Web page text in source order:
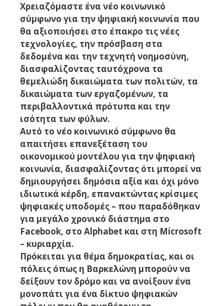
Χρειαζόμαστε ένα νέο κοινωνικό
σύμφωνο για την ψηφιακή κοινωνία που
θα αξιοποιήσει στο έπακρο τις νέες
τεχνολογίες, την πρόσβαση στα
δεδομένα και την τεχνητή νοημοσύνη,
διασφαλίζοντας ταυτόχρονα τα
θεμελιώδη δικαιώματα των πολιτών, τα
δικαιώματα των εργαζομένων, τα
περιβαλλοντικά πρότυπα και την
ισότητα των φύλων.
Αυτό το νέο κοινωνικό σύμφωνο θα
απαιτήσει επανεξέταση του
οικονομικού μοντέλου για την ψηφιακή
κοινωνία, διασφαλίζοντας ότι μπορεί να
δημιουργήσει δημόσια αξία και όχι μόνο
ιδιωτικά κέρδη, επανακτώντας κρίσιμες
ψηφιακές υποδομές – που παραδόθηκαν
για μεγάλο χρονικό διάστημα στο
Facebook, στο Alphabet και στη Microsoft
– κυριαρχία.
Πρόκειται για θέμα δημοκρατίας, και οι
πόλεις όπως η Βαρκελώνη μπορούν να
δείξουν τον δρόμο και να ανοίξουν ένα
μονοπάτι για ένα δίκτυο ψηφιακών